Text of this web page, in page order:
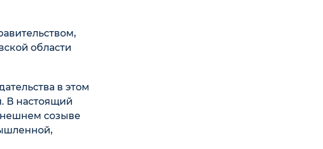
области
в этом
В настоящий
созыве